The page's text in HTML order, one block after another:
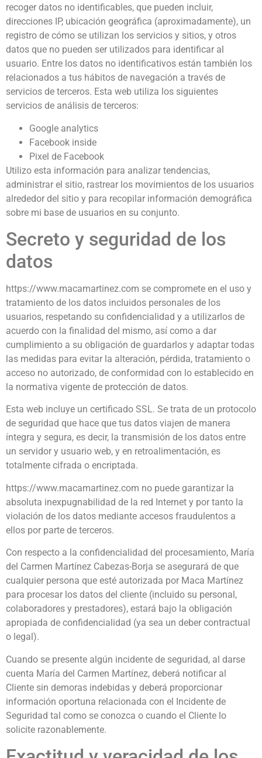
recoger datos no identificables, que pueden incluir,
direcciones IP, ubicación geográfica (aproximadamente), un
registro de cómo se utilizan los servicios y sitios, y otros
datos que no pueden ser utilizados para identificar al
usuario. Entre los datos no identificativos están también los
relacionados a tus hábitos de navegación a través de
servicios de terceros. Esta web utiliza los siguientes
servicios de análisis de terceros:
Google analytics
Facebook inside
Pixel de Facebook
Utilizo esta información para analizar tendencias,
administrar el sitio, rastrear los movimientos de los usuarios
alrededor del sitio y para recopilar información demográfica
sobre mi base de usuarios en su conjunto.
Secreto y seguridad de los
datos
https://www.macamartinez.com se compromete en el uso y
tratamiento de los datos incluidos personales de los
usuarios, respetando su confidencialidad y a utilizarlos de
acuerdo con la finalidad del mismo, así como a dar
cumplimiento a su obligación de guardarlos y adaptar todas
las medidas para evitar la alteración, pérdida, tratamiento o
acceso no autorizado, de conformidad con lo establecido en
la normativa vigente de protección de datos.
Esta web incluye un certificado SSL. Se trata de un protocolo
de seguridad que hace que tus datos viajen de manera
íntegra y segura, es decir, la transmisión de los datos entre
un servidor y usuario web, y en retroalimentación, es
totalmente cifrada o encriptada.
https://www.macamartinez.com no puede garantizar la
absoluta inexpugnabilidad de la red Internet y por tanto la
violación de los datos mediante accesos fraudulentos a
ellos por parte de terceros.
Con respecto a la confidencialidad del procesamiento, María
del Carmen Martínez Cabezas-Borja se asegurará de que
cualquier persona que esté autorizada por Maca Martínez
para procesar los datos del cliente (incluido su personal,
colaboradores y prestadores), estará bajo la obligación
apropiada de confidencialidad (ya sea un deber contractual
o legal).
Cuando se presente algún incidente de seguridad, al darse
cuenta María del Carmen Martínez, deberá notificar al
Cliente sin demoras indebidas y deberá proporcionar
información oportuna relacionada con el Incidente de
Seguridad tal como se conozca o cuando el Cliente lo
solicite razonablemente.